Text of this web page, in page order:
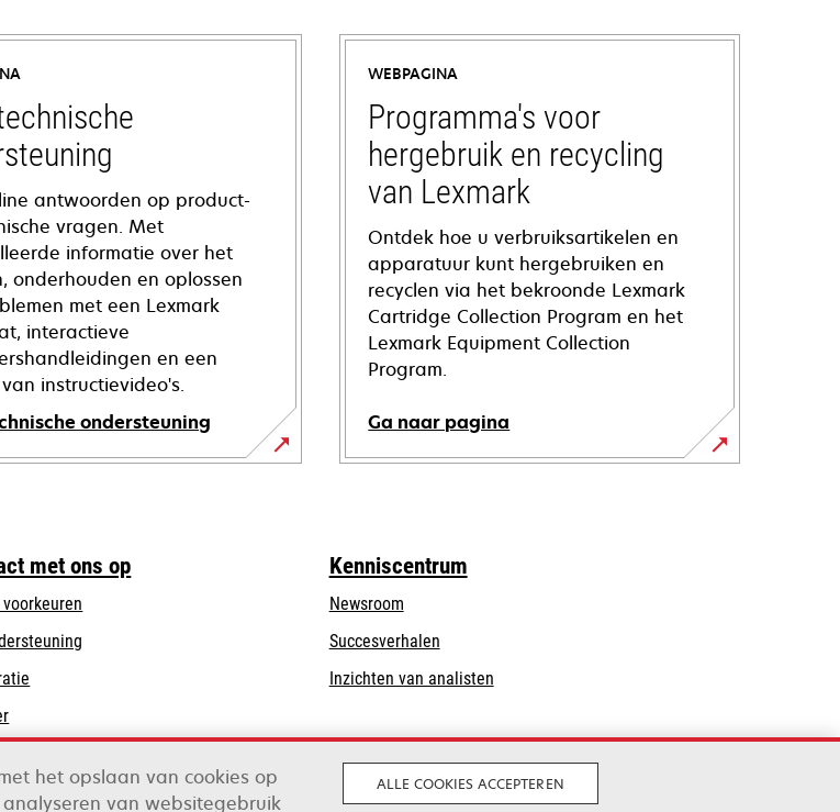
antwoorden op product-
vragen. Met
informatie over het
onderhouden en oplossen
met een Lexmark
interactieve
en een
instructievideo's.
ondersteuning
WEBPAGINA
Programma's voor
hergebruik en recycling
van Lexmark
Ontdek hoe u verbruiksartikelen en
apparatuur kunt hergebruiken en
recyclen via het bekroonde Lexmark
Cartridge Collection Program en het
Lexmark Equipment Collection
Program.
Ga naar pagina
met ons op
tab
Kenniscentrum
Newsroom
Succesverhalen
Inzichten van analisten
het opslaan van cookies op
van websitegebruik
ALLE COOKIES ACCEPTEREN